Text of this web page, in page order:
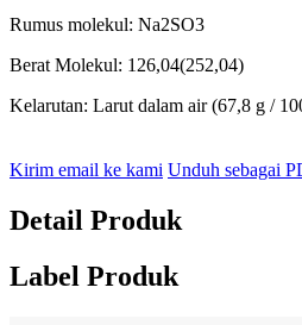
Rumus molekul: Na2SO3
Berat Molekul: 126,04(252,04)
Kelarutan: Larut dalam air (67,8 g /
Kirim email ke kami Unduh sebagai
Detail Produk
Label Produk